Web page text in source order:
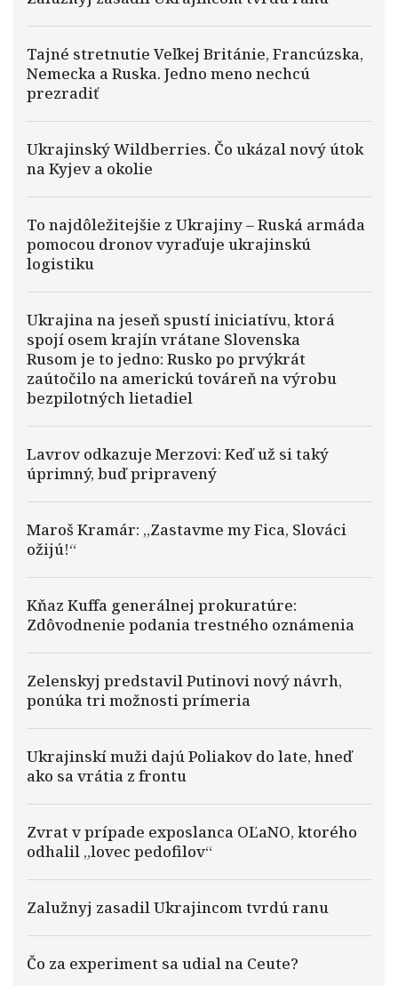
Tajné stretnutie Veľkej Británie, Francúzska,
Nemecka a Ruska. Jedno meno nechcú
prezradiť
Ukrajinský Wildberries. Čo ukázal nový útok
na Kyjev a okolie
To najdôležitejšie z Ukrajiny – Ruská armáda
pomocou dronov vyraďuje ukrajinskú
logistiku
Ukrajina na jeseň spustí iniciatívu, ktorá
spojí osem krajín vrátane Slovenska
Rusom je to jedno: Rusko po prvýkrát
zaútočilo na americkú továreň na výrobu
bezpilotných lietadiel
Lavrov odkazuje Merzovi: Keď už si taký
úprimný, buď pripravený
Maroš Kramár: „Zastavme my Fica, Slováci
ožijú!“
Kňaz Kuffa generálnej prokuratúre:
Zdôvodnenie podania trestného oznámenia
Zelenskyj predstavil Putinovi nový návrh,
ponúka tri možnosti prímeria
Ukrajinskí muži dajú Poliakov do late, hneď
ako sa vrátia z frontu
Zvrat v prípade exposlanca OĽaNO, ktorého
odhalil „lovec pedofilov“
Zalužnyj zasadil Ukrajincom tvrdú ranu
Čo za experiment sa udial na Ceute?